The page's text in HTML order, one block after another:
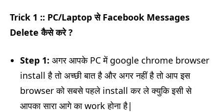
Trick 1 :: PC/Laptop से Facebook Messages
Delete कैसे करे ?
Step 1: अगर आपके PC में google chrome browser
install है तो अच्छी बात है और अगर नहीं है तो आप इस
browser को सबसे पहले install कर ले क्युकि इसी से
आपका सारा आगे का work होना है|